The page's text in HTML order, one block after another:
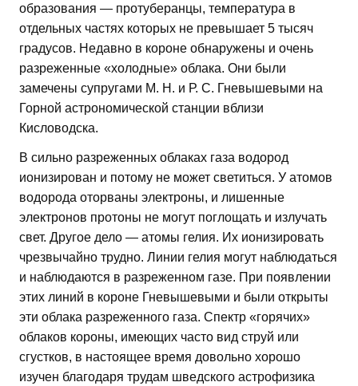
образования — протуберанцы, температура в
отдельных частях которых не превышает 5 тысяч
градусов. Недавно в короне обнаружены и очень
разреженные «холодные» облака. Они были
замечены супругами М. Н. и Р. С. Гневышевыми на
Горной астрономической станции вблизи
Кисловодска.
В сильно разреженных облаках газа водород
ионизирован и потому не может светиться. У атомов
водорода оторваны электроны, и лишенные
электронов протоны не могут поглощать и излучать
свет. Другое дело — атомы гелия. Их ионизировать
чрезвычайно трудно. Линии гелия могут наблюдаться
и наблюдаются в разреженном газе. При появлении
этих линий в короне Гневышевыми и были открыты
эти облака разреженного газа. Спектр «горячих»
облаков короны, имеющих часто вид струй или
сгустков, в настоящее время довольно хорошо
изучен благодаря трудам шведского астрофизика